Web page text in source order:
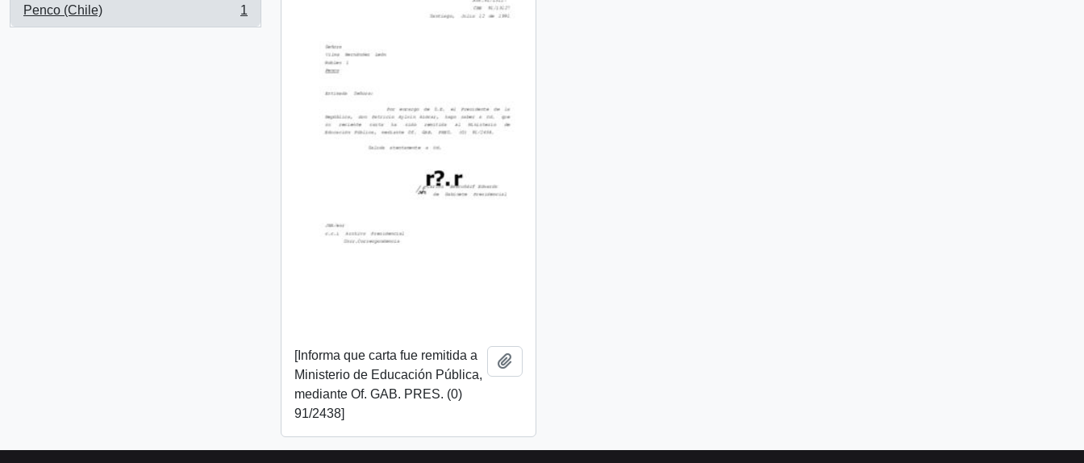
Penco (Chile)
, 1 resultados
1
[Informa que carta fue remitida a
Ministerio de Educación Pública,
mediante Of. GAB. PRES. (0)
91/2438]